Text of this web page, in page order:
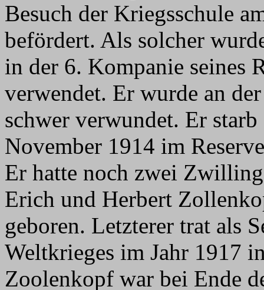
Besuch der Kriegsschule
befördert. Als solcher
in der 6. Kompanie seines
verwendet. Er wurde an
schwer verwundet. Er
November 1914 im
Er hatte noch zwei
Erich und Herbert
geboren. Letzterer trat als
Weltkrieges im Jahr 1917
Zoolenkopf war bei Ende